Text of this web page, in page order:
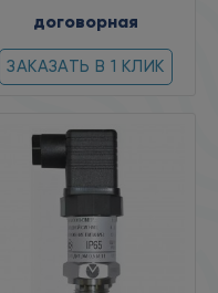
договорная
ЗАКАЗАТЬ В 1 КЛИК